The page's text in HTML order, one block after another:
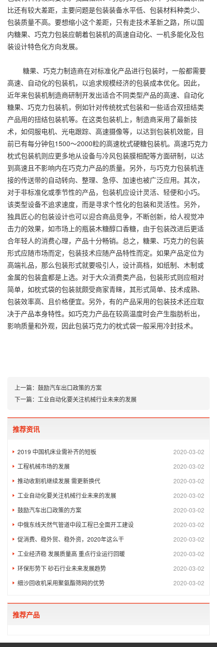
比还有较大差距，主要问题是包装装备水平低、包装材料种类少、
包装质量不高。要想缩小这个差距，只有走技术革新之路，所以国
内糖果、巧克力包装应朝着包装机的高速自动化、一机多能化及包
装设计特色化方向发展。
糖果、巧克力制造商在对标准化产品进行包装时，一般都需要
高速、自动化的包装机，以追求规模经济的包装成本优化。因此，
近年来包装机制造商研制开发出适合不同类型产品的高速、自动化
糖果、巧克力包装机，例如针对传统枕式包装和一些适合双扭结类
产品用的扭结包装机等。在这类包装机上，制造商采用了最新技
术，如伺服电机、光电跟踪、高速摄像等，以达到包装机效能，目
前已有每分钟包1500～2000粒的高速枕式硬糖包装机。高速巧克力
枕式包装机则应更多地从设备与冷风包装膜相配等方面研制，以达
到高速且不影响内在巧克力产品的质量。另外，与巧克力包装机连
接的传送带的自动转向、整理、急停、加速也被广泛应用。其次，
对于非标准化或季节性的产品，包装机应设计灵活、轻便和小巧。
该类型设备不追求速度，而是寻求个性化的包装和灵活性。另外，
独具匠心的包装设计也可以迎合商品竞争，不断创新，给人视觉冲
击力的效果，如市场上的瓶装木糖醇口香糖，由于包装改进后更适
合年轻人的消费心理，产品十分畅销。总之，糖果、巧克力的包装
形式应随市场而定，包装技术应随产品特性而定。如果产品定位为
高端礼品，那么包装形式就要吸引人，设计高档，如纸制、木制或
金属的包装盒都是上选。对于大众消费类产品，包装形式则应相对
简单，如枕式袋的包装就颇受商家青睐，其形式简单、技术成熟、
包装效率高、且价格便宜。另外，有的产品采用的包装技术还应取
决于产品本身特性。如巧克力产品在较高温度时会产生脂肪析出，
影响质量和外观，因此包装巧克力的枕式袋一般采用冷封技术。
上一篇： 鼓励汽车出口政策的方案
下一篇： 工业自动化要关注机械行业未来的发展
推荐资讯
2020-03-02
2019 中国机床业需补齐的短板
2020-03-02
工程机械市场的发展
2020-03-02
推动收割机继续发展 需更新换代
2020-03-02
工业自动化要关注机械行业未来的发展
2020-03-02
鼓励汽车出口政策的方案
2020-03-02
中俄东线天然气管道中段工程已全面开工建设
2020-03-02
促消费、稳外贸、稳外资，2020年这么干
2020-03-02
工业经济稳 发展质量高 重点行业运行回暖
2020-03-02
环保形势下 砂石行业未来发展趋势
2020-03-02
细沙回收机采用聚氨酯筛网的优势
推荐产品